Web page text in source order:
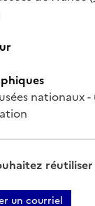
nationaux
un courriel